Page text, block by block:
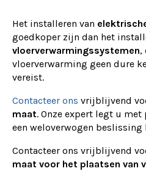
Het installeren van
goedkoper zijn dan het
vloerverwarmingssystemen,
vloerverwarming geen dure
vereist.
Contacteer ons vrijblijvend
maat. Onze expert legt u
een weloverwogen beslissing
Contacteer ons vrijblijvend
maat voor het plaatsen van